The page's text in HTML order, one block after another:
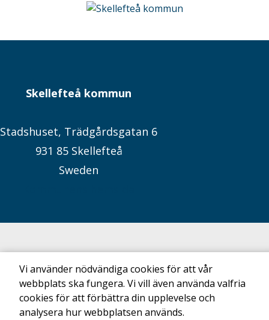
Vi använder nödvändiga cookies för att vår
webbplats ska fungera. Vi vill även använda valfria
cookies för att förbättra din upplevelse och
analysera hur webbplatsen används.
Skellefteå kommun
Stadshuset, Trädgårdsgatan 6
931 85 Skellefteå
Sweden